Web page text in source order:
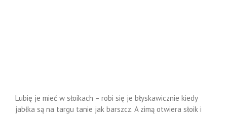
Lubię je mieć w słoikach – robi się je błyskawicznie kiedy
jabłka są na targu tanie jak barszcz. A zimą otwiera słoik i